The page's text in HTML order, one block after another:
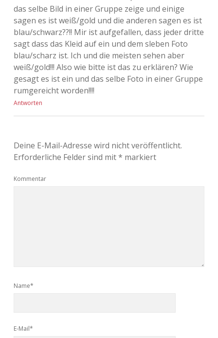
das selbe Bild in einer Gruppe zeige und einige
sagen es ist weiß/gold und die anderen sagen es ist
blau/schwarz??!! Mir ist aufgefallen, dass jeder dritte
sagt dass das Kleid auf ein und dem sleben Foto
blau/scharz ist. Ich und die meisten sehen aber
weiß/gold!!! Also wie bitte ist das zu erklären? Wie
gesagt es ist ein und das selbe Foto in einer Gruppe
rumgereicht worden!!!!
Antworten
Deine E-Mail-Adresse wird nicht veröffentlicht.
Erforderliche Felder sind mit* markiert
Kommentar
Name*
E-Mail*